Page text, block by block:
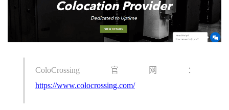
ColoCrossing官网：
https://www.colocrossing.com/